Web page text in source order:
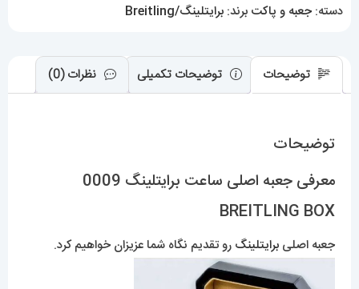
دسته: جعبه و پاکت برند: برایتلینگ/Breitling
توضیحات توضیحات تکمیلی نظرات (0)
توضیحات
معرفی جعبه اصلی ساعت برایتلینگ 0009
BREITLING BOX
جعبه اصلی برایتلینگ رو تقدیم نگاه شما عزیزان خواهیم کرد.